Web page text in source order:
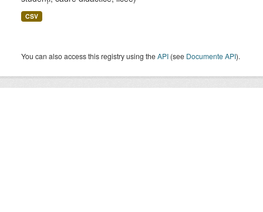
CSV
You can also access this registry using theAPI (see Documente API).